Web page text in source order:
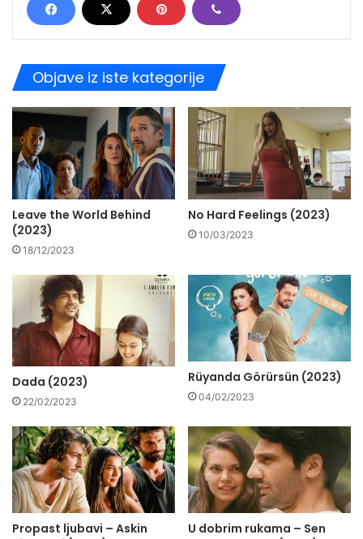
Objave iz iste kategorije
Leave the World Behind
(2023)
18/12/2023
No Hard Feelings (2023)
10/03/2023
Dada (2023)
22/02/2023
Rüyanda Görürsün (2023)
04/02/2023
Propast ljubavi – Askin
U dobrim rukama – Sen